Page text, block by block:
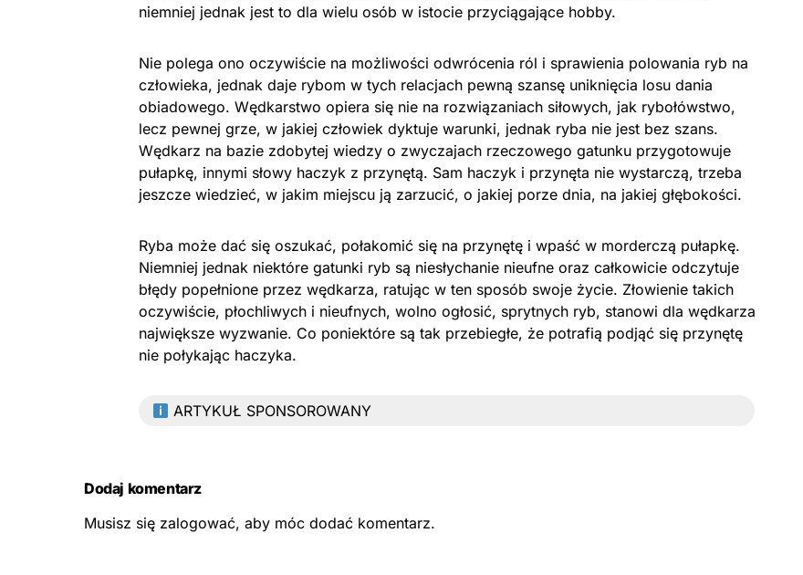
niemniej jednak jest to dla wielu osób w istocie przyciągające hobby.
Nie polega ono oczywiście na możliwości odwrócenia ról i sprawienia polowania ryb na
człowieka, jednak daje rybom w tych relacjach pewną szansę uniknięcia losu dania
obiadowego. Wędkarstwo opiera się nie na rozwiązaniach siłowych, jak rybołówstwo,
lecz pewnej grze, w jakiej człowiek dyktuje warunki, jednak ryba nie jest bez szans.
Wędkarz na bazie zdobytej wiedzy o zwyczajach rzeczowego gatunku przygotowuje
pułapkę, innymi słowy haczyk z przynętą. Sam haczyk i przynęta nie wystarczą, trzeba
jeszcze wiedzieć, w jakim miejscu ją zarzucić, o jakiej porze dnia, na jakiej głębokości.
Ryba może dać się oszukać, połakomić się na przynętę i wpaść w morderczą pułapkę.
Niemniej jednak niektóre gatunki ryb są niesłychanie nieufne oraz całkowicie odczytuje
błędy popełnione przez wędkarza, ratując w ten sposób swoje życie. Złowienie takich
oczywiście, płochliwych i nieufnych, wolno ogłosić, sprytnych ryb, stanowi dla wędkarza
największe wyzwanie. Co poniektóre są tak przebiegłe, że potrafią podjąć się przynętę
nie połykając haczyka.
ARTYKUŁ SPONSOROWANY
Dodaj komentarz
Musisz się zalogować, aby móc dodać komentarz.